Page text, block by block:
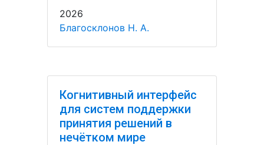
2026
Благосклонов Н. А.
Когнитивный интерфейс
для систем поддержки
принятия решений в
нечётком мире